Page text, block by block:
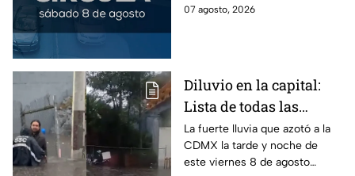
determinados vehículos en la
07 agosto, 2026
Diluvio en la capital:
Lista de todas las
inundaciones en CDMX
HOY viernes 7 de
agosto
La fuerte lluvia que azotó a la
CDMX la tarde y noche de
este viernes 8 de agosto